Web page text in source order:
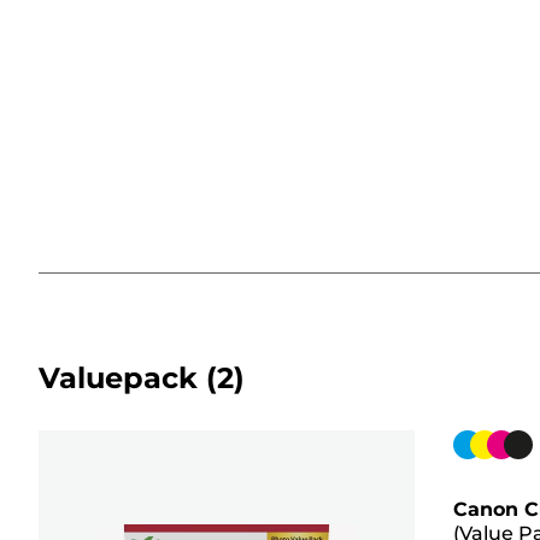
Valuepack (2)
Canon
(Value